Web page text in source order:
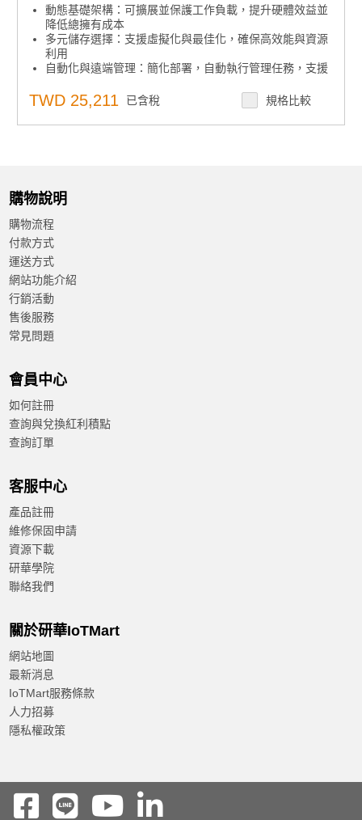
動態基礎架構：可擴展並保護工作負載，提升硬體效益並
降低總擁有成本
多元儲存選擇：支援虛擬化與最佳化，確保高效能與資源
利用
自動化與遠端管理：簡化部署，自動執行管理任務，支援
集中安全控管：內建安全功能，集中管理存取與稽核，協
助設備鎖定
下單須知：嵌入式授權產品不可取消、退貨或退款，下單
TWD 25,211 已含稅 規格比較
購物說明
購物流程
付款方式
運送方式
網站功能介紹
行銷活動
售後服務
常見問題
會員中心
如何註冊
查詢與兌換紅利積點
查詢訂單
客服中心
產品註冊
維修保固申請
資源下載
研華學院
聯絡我們
關於研華IoTMart
網站地圖
最新消息
IoTMart服務條款
人力招募
隱私權政策